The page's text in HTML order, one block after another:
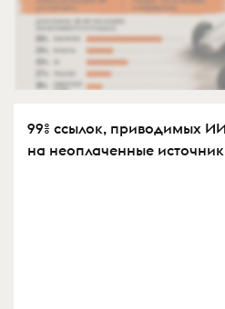
99% ссылок, приводимых
на неоплаченные